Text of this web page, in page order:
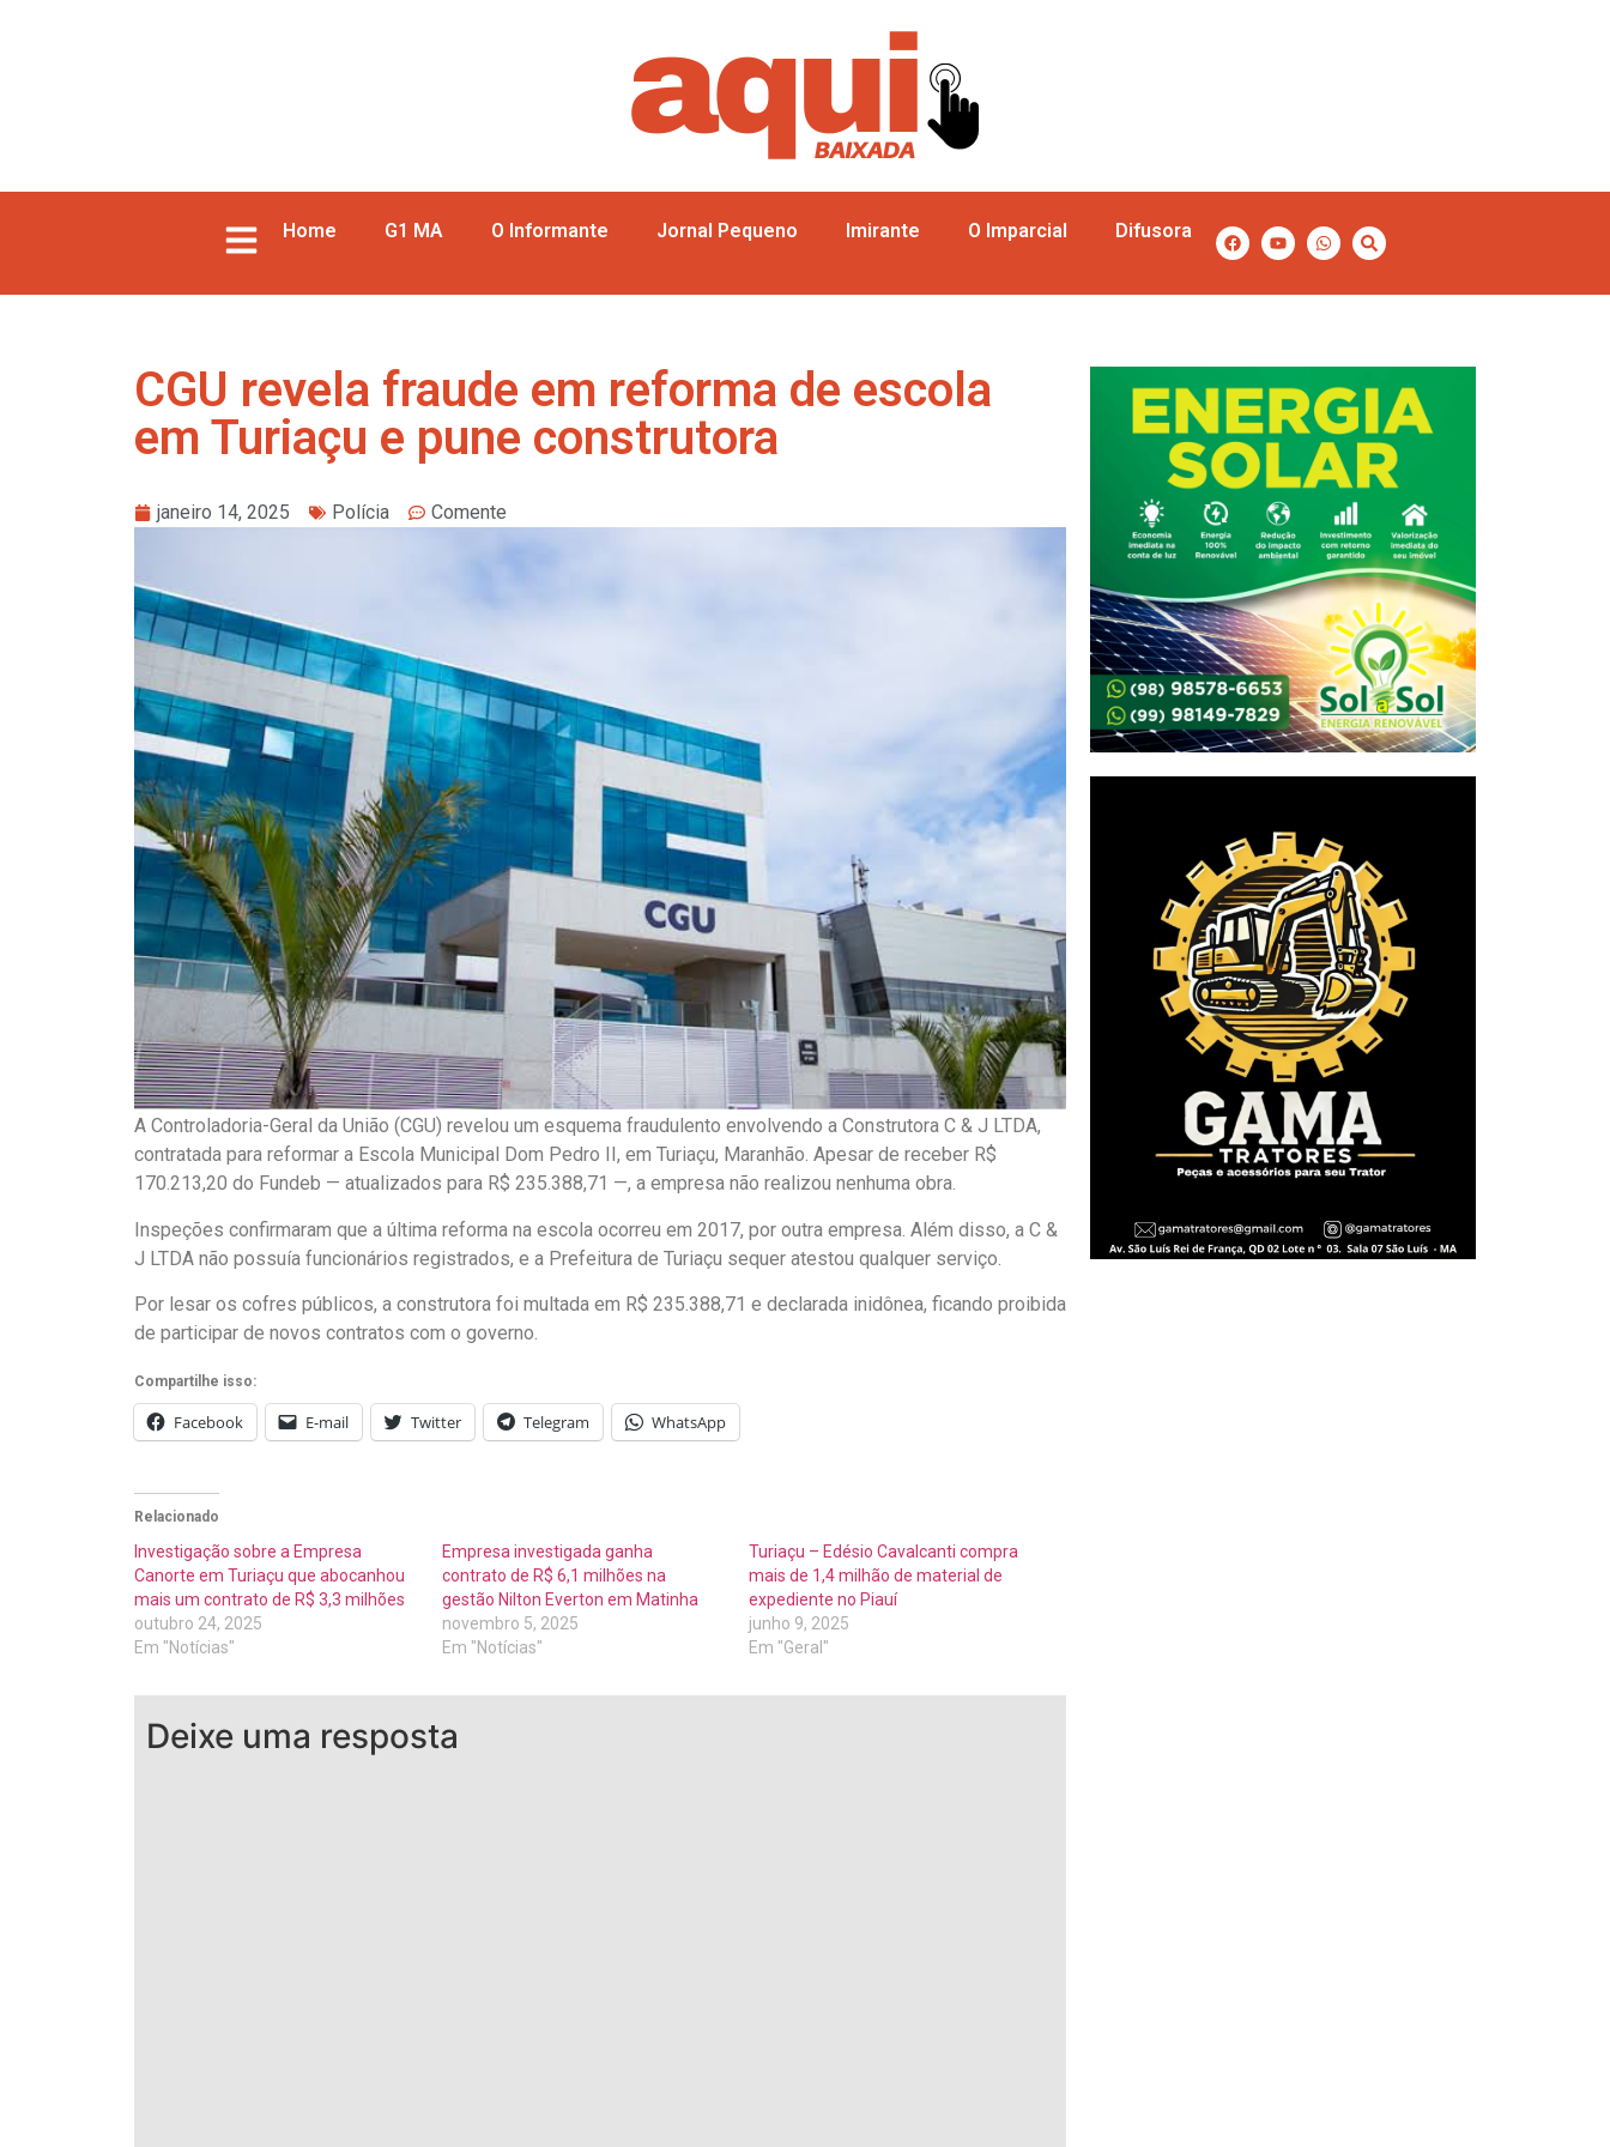
Home G1 MA O Informante Jornal Pequeno Imirante O Imparcial Difusora
CGU revela fraude em reforma de escola
em Turiaçu e pune construtora
janeiro 14, 2025 Polícia Comente
A Controladoria-Geral da União (CGU) revelou um esquema fraudulento envolvendo a Construtora C & J LTDA,
contratada para reformar a Escola Municipal Dom Pedro II, em Turiaçu, Maranhão. Apesar de receber R$
170.213,20 do Fundeb — atualizados para R$ 235.388,71 —, a empresa não realizou nenhuma obra.
Inspeções confirmaram que a última reforma na escola ocorreu em 2017, por outra empresa. Além disso, a C &
J LTDA não possuía funcionários registrados, e a Prefeitura de Turiaçu sequer atestou qualquer serviço.
Por lesar os cofres públicos, a construtora foi multada em R$ 235.388,71 e declarada inidônea, ficando proibida
de participar de novos contratos com o governo.
Compartilhe isso:
Facebook E-mail Twitter Telegram WhatsApp
Relacionado
Investigação sobre a Empresa
Canorte em Turiaçu que abocanhou
mais um contrato de R$ 3,3 milhões
outubro 24, 2025
Em "Notícias"
Empresa investigada ganha
contrato de R$ 6,1 milhões na
gestão Nilton Everton em Matinha
novembro 5, 2025
Em "Notícias"
Turiaçu – Edésio Cavalcanti compra
mais de 1,4 milhão de material de
expediente no Piauí
junho 9, 2025
Em "Geral"
Deixe uma resposta